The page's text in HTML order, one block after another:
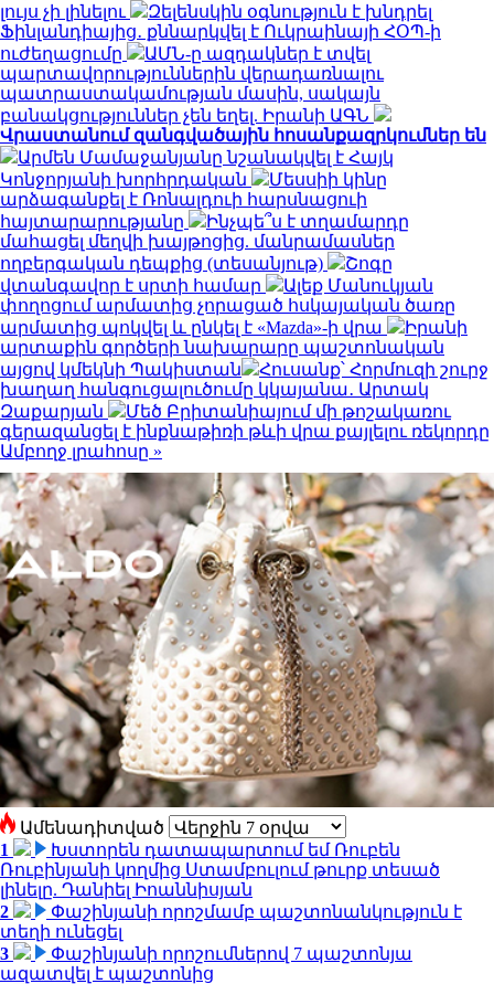
լույս չի լինելու
Զելենսկին օգնություն է խնդրել
Ֆինլանդիայից․ քննարկվել է Ուկրաինայի ՀՕՊ-ի
ուժեղացումը
ԱՄՆ-ը ազդակներ է տվել
պարտավորություններին վերադառնալու
պատրաստակամության մասին, սակայն
բանակցություններ չեն եղել. Իրանի ԱԳՆ
Վրաստանում զանգվածային հոսանքազրկումներ են
Արմեն Մամաջանյանը նշանակվել է Հայկ
Կոնջորյանի խորհրդական
Մեսսիի կինը
արձագանքել է Ռոնալդուի հարսնացուի
հայտարարությանը
Ինչպե՞ս է տղամարդը
մահացել մեղվի խայթոցից. մանրամասներ
ողբերգական դեպքից (տեսանյութ)
Շոգը
վտանգավոր է սրտի համար
Ալեք Մանուկյան
փողոցում արմատից չորացած հսկայական ծառը
արմատից պոկվել և ընկել է «Mazda»-ի վրա
Իրանի
արտաքին գործերի նախարարը պաշտոնական
այցով կմեկնի Պակիստան
Հուսանք՝ Հորմուզի շուրջ
խաղաղ հանգուցալուծումը կկայանա․ Արտակ
Զաքարյան
Մեծ Բրիտանիայում մի թոշակառու
գերազանցել է ինքնաթիռի թևի վրա քայլելու ռեկորդը
Ամբողջ լրահոսը »
Ամենադիտված
1
Խստորեն դատապարտում եմ Ռուբեն
Ռուբինյանի կողմից Ստամբուլում թուրք տեսած
լինելը. Դանիել Իոաննիսյան
2
Փաշինյանի որոշմամբ պաշտոնանկություն է
տեղի ունեցել
3
Փաշինյանի որոշումներով 7 պաշտոնյա
ազատվել է պաշտոնից